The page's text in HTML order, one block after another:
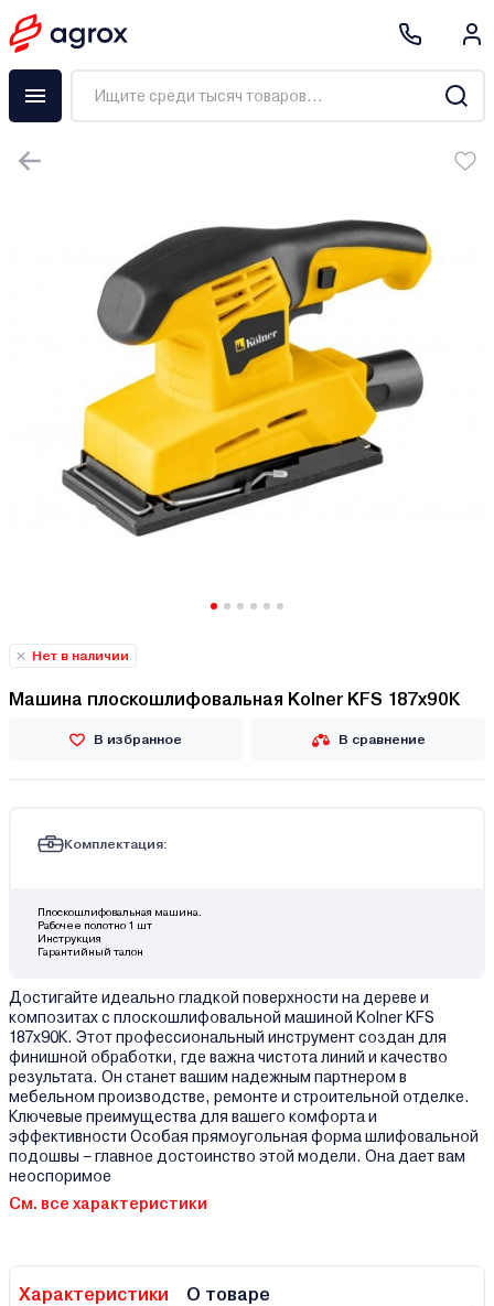
Нет в наличии
Машина плоскошлифовальная Kolner KFS 187x90К
В избранное В сравнение
Комплектация:
Плоскошлифовальная машина.
Рабочее полотно 1 шт
Инструкция
Гарантийный талон
Достигайте идеально гладкой поверхности на дереве и
композитах с плоскошлифовальной машиной Kolner KFS
187x90К. Этот профессиональный инструмент создан для
финишной обработки, где важна чистота линий и качество
результата. Он станет вашим надежным партнером в
мебельном производстве, ремонте и строительной отделке.
Ключевые преимущества для вашего комфорта и
эффективности Особая прямоугольная форма шлифовальной
подошвы – главное достоинство этой модели. Она дает вам
неоспоримое
См. все характеристики
Характеристики О товаре